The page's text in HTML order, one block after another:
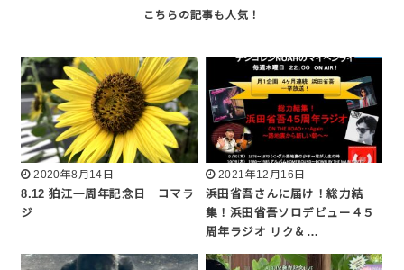
2020年8月14日
8.12 狛江一周年記念日 コマラ
ジ
2021年12月16日
浜田省吾さんに届け！総力結
集！浜田省吾ソロデビュー４５
周年ラジオ リク＆…